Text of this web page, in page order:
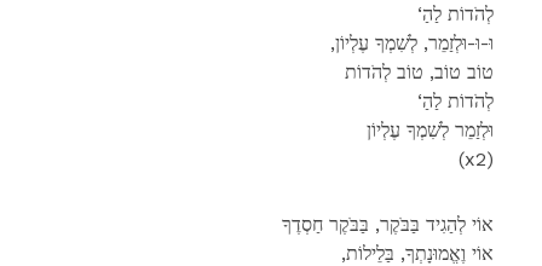
‘לְהֹדוֹת לַהַ
,וּ-וּ-וּלְזַמֵר, לְשִׁמְךָ עֶלְיוֹן
טוֹב טוֹב, טוֹב לְהֹדוֹת
‘לְהֹדוֹת לַהַ
וּלְזַמֵר לְשִׁמְךָ עֶלְיוֹן
(x2)
אוֹי לְהַגִיד בַּבֹּקֶר, בַּבֹּקֶר חַסְדֶךָ
,אוֹי וֶאֱמוּנָתְךָ, בַּלֵילוֹת